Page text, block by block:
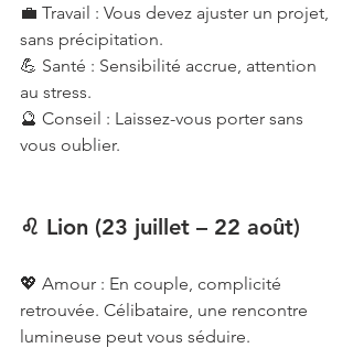
💼 Travail : Vous devez ajuster un projet,
sans précipitation.
💪 Santé : Sensibilité accrue, attention
au stress.
🔮 Conseil : Laissez-vous porter sans
vous oublier.
♌ Lion (23 juillet – 22 août)
💖 Amour : En couple, complicité
retrouvée. Célibataire, une rencontre
lumineuse peut vous séduire.